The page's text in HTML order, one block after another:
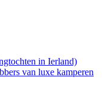
in Ierland)
van luxe kamperen